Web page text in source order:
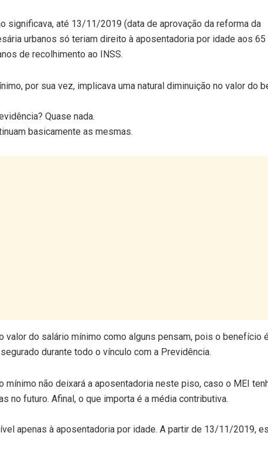
significava, até 13/11/2019 (data de aprovação da reforma da
urbanos só teriam direito à aposentadoria por idade aos
de recolhimento ao INSS.
por sua vez, implicava uma natural diminuição no valor do
Quase nada.
basicamente as mesmas.
valor do salário mínimo como alguns pensam, pois o benefício é
durante todo o vínculo com a Previdência.
não deixará a aposentadoria neste piso, caso o MEI
no futuro. Afinal, o que importa é a média contributiva.
apenas à aposentadoria por idade. A partir de 13/11/2019,